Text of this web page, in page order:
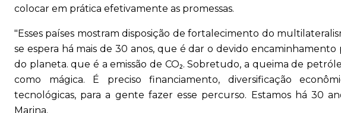
colocar em prática efetivamente as promessas.
"Esses países mostram disposição de fortalecimento do
se espera há mais de 30 anos, que é dar o devido
do planeta. que é a emissão de CO₂. Sobretudo, a queima de
como mágica. É preciso financiamento, diversificação
tecnológicas, para a gente fazer esse percurso. Estamos há 30
Marina.